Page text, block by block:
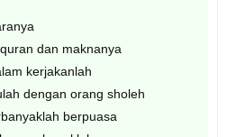
dan maknanya
kerjakanlah
dengan orang sholeh
berpuasa